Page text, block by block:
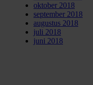
oktober 2018
september 2018
augustus 2018
juli 2018
juni 2018